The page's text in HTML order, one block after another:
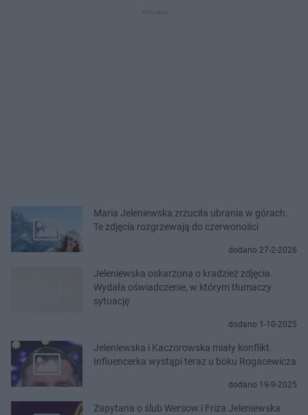
Maria Jeleniewska zrzuciła ubrania w górach.
Te zdjęcia rozgrzewają do czerwoności
dodano 27-2-2026
Jeleniewska oskarżona o kradzież zdjęcia.
Wydała oświadczenie, w którym tłumaczy
sytuację
dodano 1-10-2025
Jeleniewska i Kaczorowska miały konflikt.
Influencerka wystąpi teraz u boku Rogacewicza
dodano 19-9-2025
Zapytana o ślub Wersow i Friza Jeleniewska